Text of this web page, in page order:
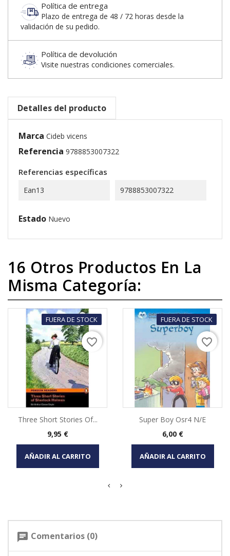
Política de entrega
Plazo de entrega de 48 / 72 horas desde la
validación de su pedido.
Política de devolución
Visite nuestras condiciones comerciales.
Detalles del producto
Marca Cideb vicens
Referencia 9788853007322
Referencias específicas
Ean13 9788853007322
Estado Nuevo
16 Otros Productos En La
Misma Categoría:
FUERA DE STOCK
Three Short Stories Of...
Precio
9,95 €
AÑADIR AL CARRITO
favorite_border
FUERA DE STOCK
Super Boy Osr4 N/e
Precio
6,00 €
AÑADIR AL CARRITO
favorite_border
chat Comentarios (0)